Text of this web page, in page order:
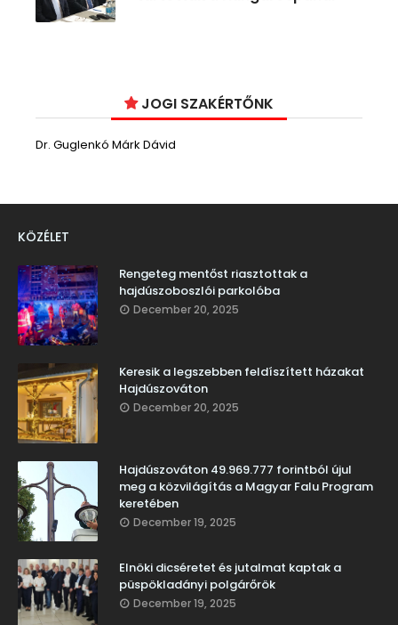
JOGI SZAKÉRTŐNK
Dr. Guglenkó Márk Dávid
KÖZÉLET
Rengeteg mentőst riasztottak a
hajdúszoboszlói parkolóba
December 20, 2025
Keresik a legszebben feldíszített házakat
Hajdúszováton
December 20, 2025
Hajdúszováton 49.969.777 forintból újul
meg a közvilágítás a Magyar Falu Program
keretében
December 19, 2025
Elnöki dicséretet és jutalmat kaptak a
püspökladányi polgárőrök
December 19, 2025